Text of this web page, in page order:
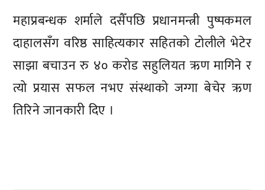
महाप्रबन्धक शर्माले दसैँपछि प्रधानमन्त्री पुष्पकमल
दाहालसँग वरिष्ठ साहित्यकार सहितको टोलीले भेटेर
साझा बचाउन रु ४० करोड सहुलियत ऋण मागिने र
त्यो प्रयास सफल नभए संस्थाको जग्गा बेचेर ऋण
तिरिने जानकारी दिए ।